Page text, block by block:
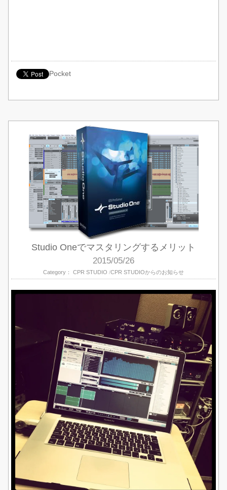
Pocket
Studio Oneでマスタリングするメリット
2015/05/26
Category： CPR STUDIO CPR STUDIOからのお知らせ